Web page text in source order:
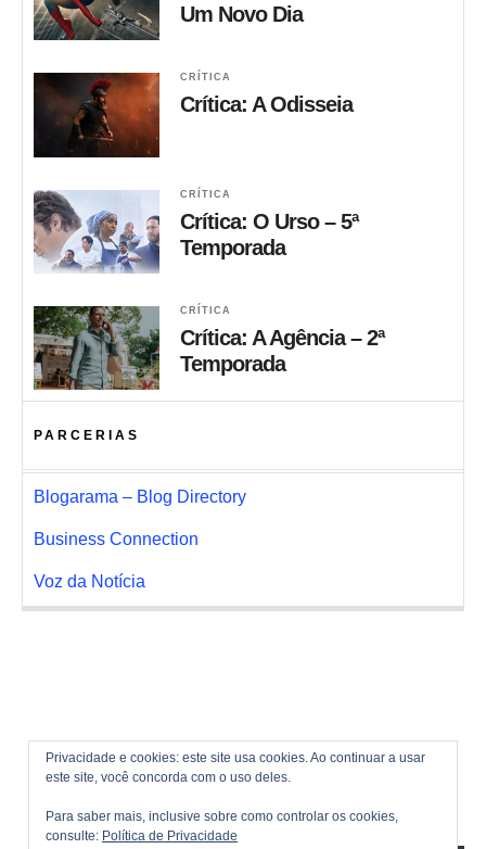
Privacidade e cookies: este site usa cookies. Ao continuar a usar
este site, você concorda com o uso deles.
Para saber mais, inclusive sobre como controlar os cookies,
consulte: Política de Privacidade
Um Novo Dia
CRÍTICA
Crítica: A Odisseia
CRÍTICA
Crítica: O Urso – 5ª
Temporada
CRÍTICA
Crítica: A Agência – 2ª
Temporada
PARCERIAS
Blogarama – Blog Directory
Business Connection
Voz da Notícia